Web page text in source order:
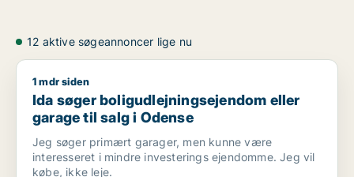
12 aktive søgeannoncer lige nu
Ida søger boligudlejningsejendom eller garage til salg i
1 mdr siden
Ida søger boligudlejningsejendom eller
garage til salg i Odense
Jeg søger primært garager, men kunne være
interesseret i mindre investerings ejendomme. Jeg vil
købe, ikke leje.